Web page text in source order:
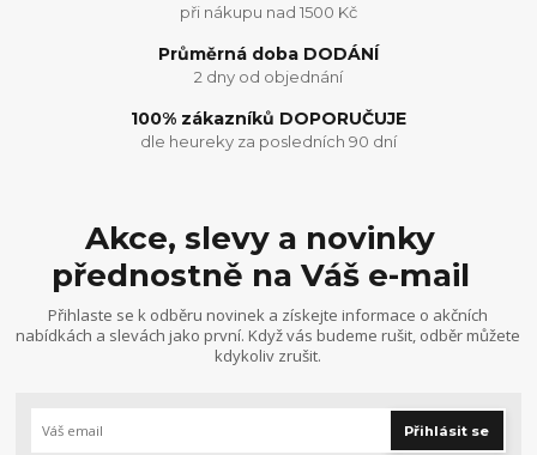
při nákupu nad 1500 Kč
Průměrná doba DODÁNÍ
2 dny od objednání
100% zákazníků DOPORUČUJE
dle heureky za posledních 90 dní
Akce, slevy a novinky
přednostně na Váš e-mail
Přihlaste se k odběru novinek a získejte informace o akčních
nabídkách a slevách jako první. Když vás budeme rušit, odběr můžete
kdykoliv zrušit.
Přihlásit se